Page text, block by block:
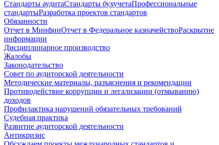
Стандарты аудитаСтандарты бухучетаПрофессиональные
стандартыРазработка проектов стандартов
Обязанности
Отчет в МинфинОтчет в Федеральное казначействоРаскрытие
информации
Дисциплинарное производство
Жалобы
Законодательство
Совет по аудиторской деятельности
Методические материалы, разъяснения и рекомендации
Противодействие коррупции и легализации (отмыванию)
доходов
Профилактика нарушений обязательных требований
Судебная практика
Развитие аудиторской деятельности
Антикризис